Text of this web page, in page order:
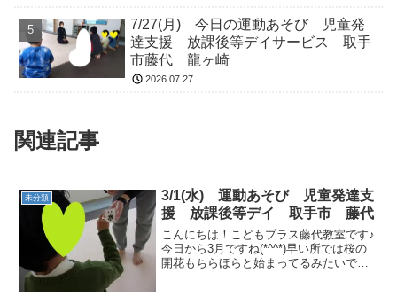
7/27(月) 今日の運動あそび 児童発
達支援 放課後等デイサービス 取手
市藤代 龍ヶ崎
2026.07.27
関連記事
未分類
3/1(水) 運動あそび 児童発達支
援 放課後等デイ 取手市 藤代
こんにちは！こどもプラス藤代教室です♪
今日から3月ですね(*^^*)早い所では桜の
開花もちらほらと始まってるみたいです